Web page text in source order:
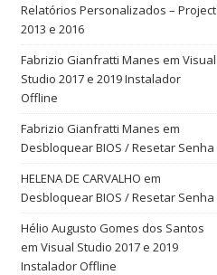
Relatórios Personalizados – Project
2013 e 2016
Fabrizio Gianfratti Manes em Visual
Studio 2017 e 2019 Instalador
Offline
Fabrizio Gianfratti Manes em
Desbloquear BIOS / Resetar Senha
HELENA DE CARVALHO em
Desbloquear BIOS / Resetar Senha
Hélio Augusto Gomes dos Santos
em Visual Studio 2017 e 2019
Instalador Offline